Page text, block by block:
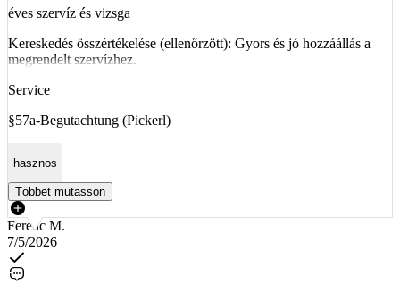
éves szervíz és vizsga
Kereskedés összértékelése (ellenőrzött): Gyors és jó hozzáállás a
megrendelt szervízhez.
Service
§57a-Begutachtung (Pickerl)
hasznos
Többet mutasson
Ferenc M.
7/5/2026